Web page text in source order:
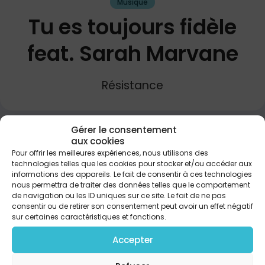
Gérer le consentement
aux cookies
Pour offrir les meilleures expériences, nous utilisons des
technologies telles que les cookies pour stocker et/ou accéder aux
informations des appareils. Le fait de consentir à ces technologies
nous permettra de traiter des données telles que le comportement
de navigation ou les ID uniques sur ce site. Le fait de ne pas
consentir ou de retirer son consentement peut avoir un effet négatif
sur certaines caractéristiques et fonctions.
Accepter
Musique
Tu es toujours fidèle
feat. Sarah Marvane
Résistance
PARTAGER
Couplet 1 Oui je le crois, qu’à chacun de mes pas, tu
es présent À tes côtés, je ne suis jamais seul, ne suis
jamais seul Refrain Tu es toujours fidèle Jésus, tu es
toujours fidèle Jésus, tu es toujours fidèle Tu ne
m’abandonnes pas Couplet 2 Quand je m’inquiète,
tu restes le même, mon fondement Dans ta
présence, non je ne craindrai rien, je ne craindrai